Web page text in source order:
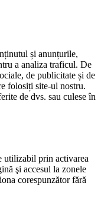
și anunțurile,
a analiza traficul. De
de publicitate și de
folosiți site-ul nostru.
de dvs. sau culese în
utilizabil prin activarea
şi accesul la zonele
corespunzător fără